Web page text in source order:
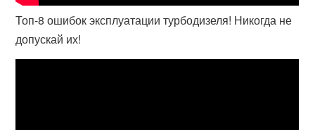
Топ-8 ошибок эксплуатации турбодизеля! Никогда не
допускай их!